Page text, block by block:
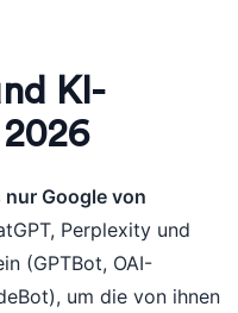
KI-
Google von
Perplexity und
(GPTBot, OAI-
um die von ihnen